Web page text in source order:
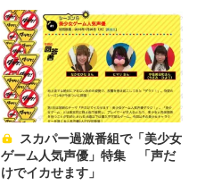
ゲーム人気声優」特集 「声だ
けでイカせます」